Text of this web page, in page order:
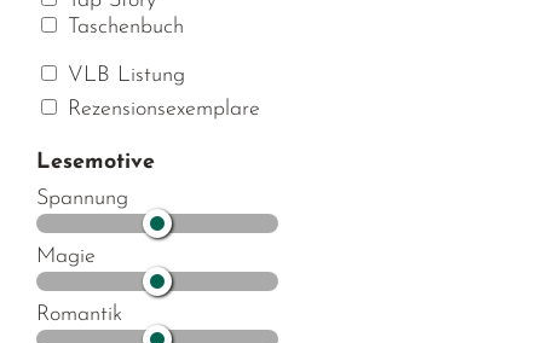
Taschenbuch
VLB Listung
Rezensionsexemplare
Lesemotive
Spannung
Magie
Romantik